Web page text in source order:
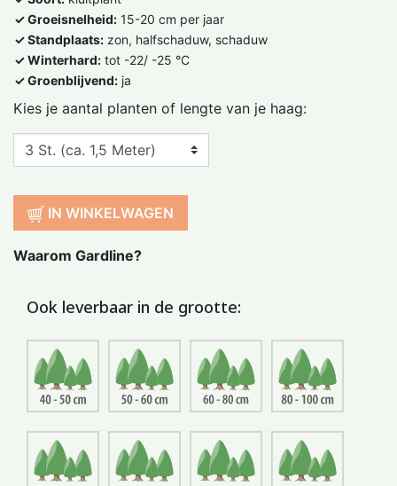
✓ Groeisnelheid: 15-20 cm per jaar
✓ Standplaats: zon, halfschaduw, schaduw
✓ Winterhard: tot -22/ -25 °C
✓ Groenblijvend: ja
Kies je aantal planten of lengte van je haag:
IN WINKELWAGEN
Waarom Gardline?
Ook leverbaar in de grootte: